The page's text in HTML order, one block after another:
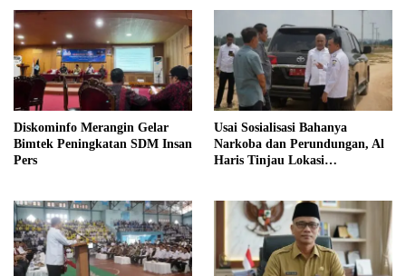
Diskominfo Merangin Gelar
Bimtek Peningkatan SDM Insan
Pers
Usai Sosialisasi Bahanya
Narkoba dan Perundungan, Al
Haris Tinjau Lokasi